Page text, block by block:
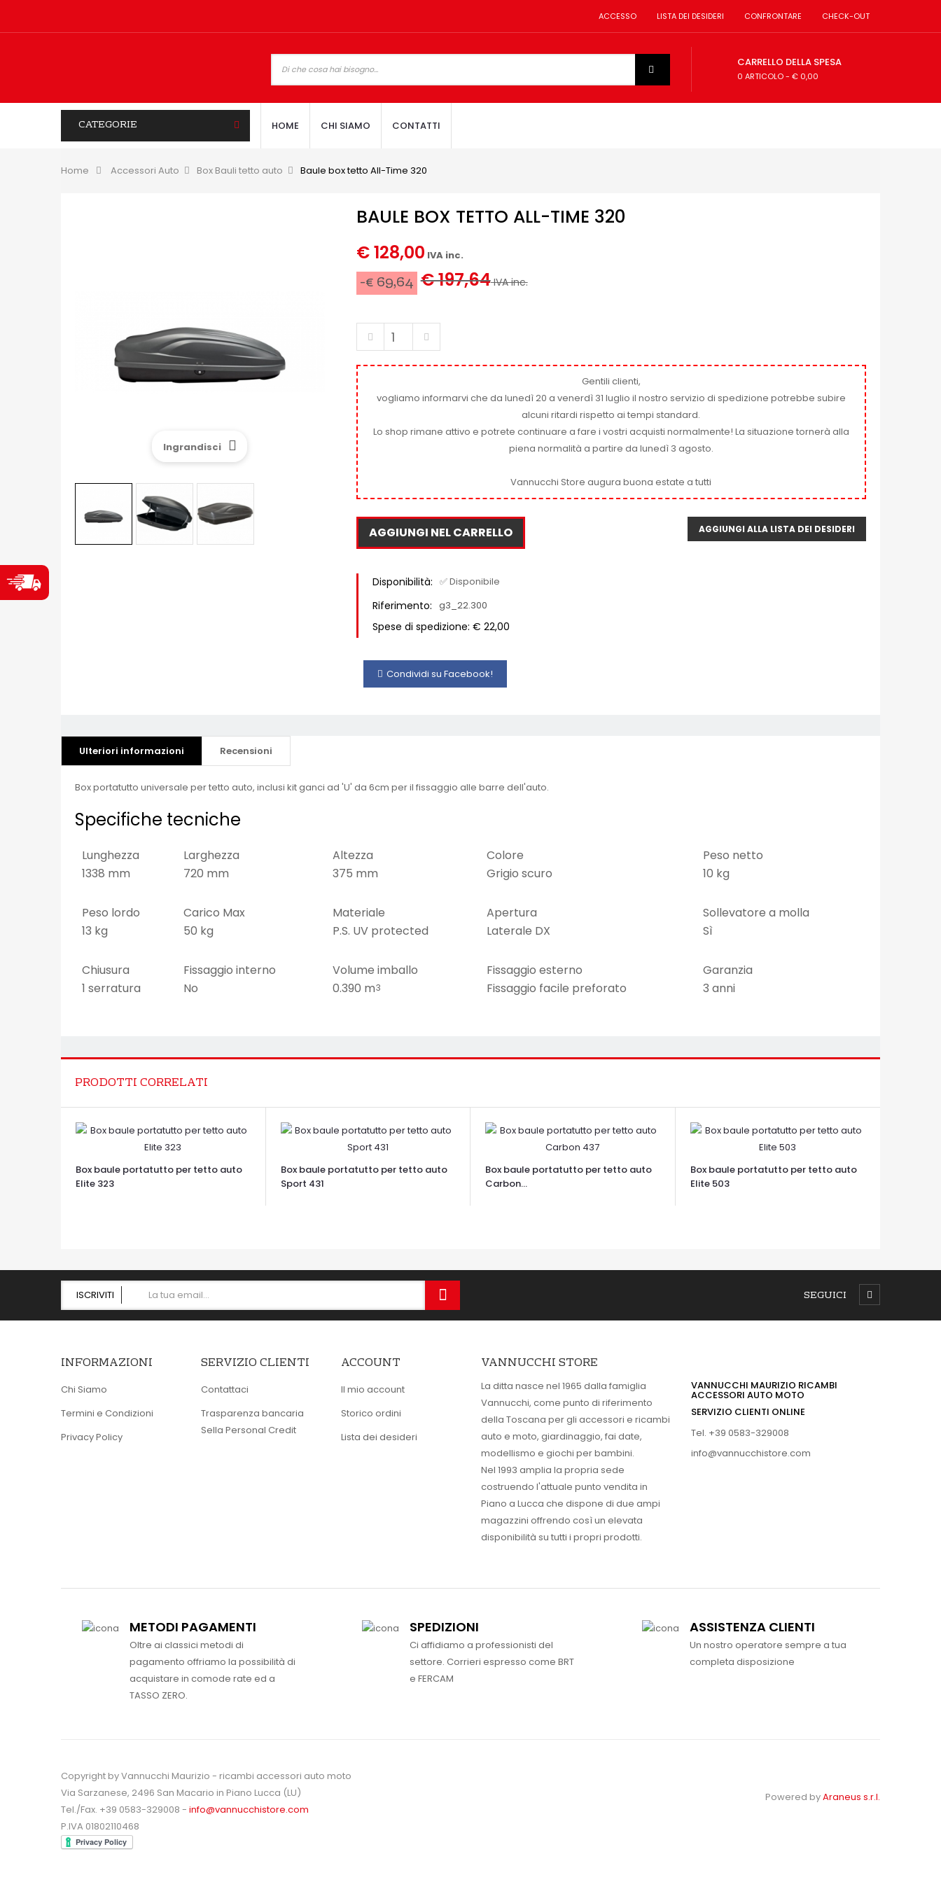
ACCESSO LISTA DEI DESIDERI CONFRONTARE CHECK-OUT
CARRELLO DELLA SPESA
0 ARTICOLO- € 0,00
CATEGORIE HOME CHI SIAMO CONTATTI
Home &gt;Accessori Auto > Box Bauli tetto auto > Baule box tetto All-Time 320
Ingrandisci
BAULE BOX TETTO ALL-TIME 320
€ 128,00 IVA inc.
-€ 69,64 € 197,64IVA inc.
Gentili clienti,
vogliamo informarvi che da lunedì 20 a venerdì 31 luglio il nostro servizio di spedizione potrebbe subire
alcuni ritardi rispetto ai tempi standard.
Lo shop rimane attivo e potrete continuare a fare i vostri acquisti normalmente! La situazione tornerà alla
piena normalità a partire da lunedì 3 agosto.
Vannucchi Store augura buona estate a tutti
AGGIUNGI NEL CARRELLO AGGIUNGI ALLA LISTA DEI DESIDERI
Disponibilità: ✅ Disponibile
Riferimento: g3_22.300
Spese di spedizione: € 22,00
Condividi su Facebook!
Ulteriori informazioni Recensioni
Box portatutto universale per tetto auto, inclusi kit ganci ad 'U' da 6cm per il fissaggio alle barre dell'auto.
Specifiche tecniche
Lunghezza
1338 mm
Larghezza
720 mm
Altezza
375 mm
Colore
Grigio scuro
Peso netto
10 kg
Peso lordo
13 kg
Carico Max
50 kg
Materiale
P.S. UV protected
Apertura
Laterale DX
Sollevatore a molla
Sì
Chiusura
1 serratura
Fissaggio interno
No
Volume imballo
0.390 m3
Fissaggio esterno
Fissaggio facile preforato
Garanzia
3 anni
PRODOTTI CORRELATI
Box baule portatutto per tetto auto
Elite 323
Box baule portatutto per tetto auto
Sport 431
Box baule portatutto per tetto auto
Carbon...
Box baule portatutto per tetto auto
Elite 503
ISCRIVITI SEGUICI
INFORMAZIONI
Chi Siamo
Termini e Condizioni
Privacy Policy
SERVIZIO CLIENTI
Contattaci
Trasparenza bancaria
Sella Personal Credit
ACCOUNT
Il mio account
Storico ordini
Lista dei desideri
VANNUCCHI STORE
La ditta nasce nel 1965 dalla famiglia
Vannucchi, come punto di riferimento
della Toscana per gli accessori e ricambi
auto e moto, giardinaggio, fai date,
modellismo e giochi per bambini.
Nel 1993 amplia la propria sede
costruendo l'attuale punto vendita in
Piano a Lucca che dispone di due ampi
magazzini offrendo così un elevata
disponibilità su tutti i propri prodotti.
VANNUCCHI MAURIZIO RICAMBI
ACCESSORI AUTO MOTO
SERVIZIO CLIENTI ONLINE
Tel. +39 0583-329008
info@vannucchistore.com
METODI PAGAMENTI
Oltre ai classici metodi di
pagamento offriamo la possibilità di
acquistare in comode rate ed a
TASSO ZERO.
SPEDIZIONI
Ci affidiamo a professionisti del
settore. Corrieri espresso come BRT
e FERCAM
ASSISTENZA CLIENTI
Un nostro operatore sempre a tua
completa disposizione
Copyright by Vannucchi Maurizio - ricambi accessori auto moto
Via Sarzanese, 2496 San Macario in Piano Lucca (LU)
Tel./Fax. +39 0583-329008 - info@vannucchistore.com
P.IVA 01802110468
Powered byAraneus s.r.l.